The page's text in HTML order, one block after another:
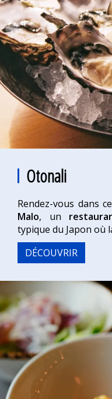
Otonali
Rendez-vous dans ce
Malo, un
typique du Japon où
DÉCOUVRIR